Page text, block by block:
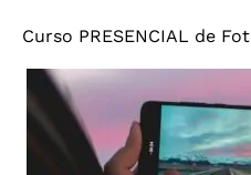
Curso PRESENCIAL de